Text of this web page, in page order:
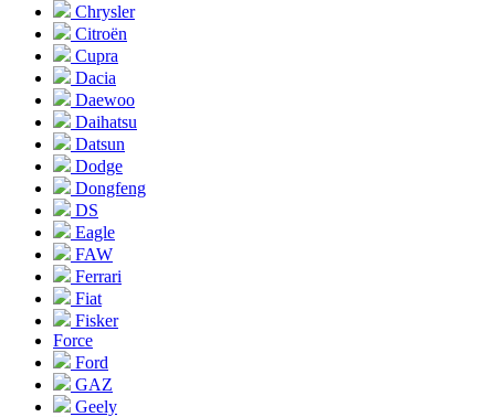
Chrysler
Citroën
Cupra
Dacia
Daewoo
Daihatsu
Datsun
Dodge
Dongfeng
DS
Eagle
FAW
Ferrari
Fiat
Fisker
Force
Ford
GAZ
Geely